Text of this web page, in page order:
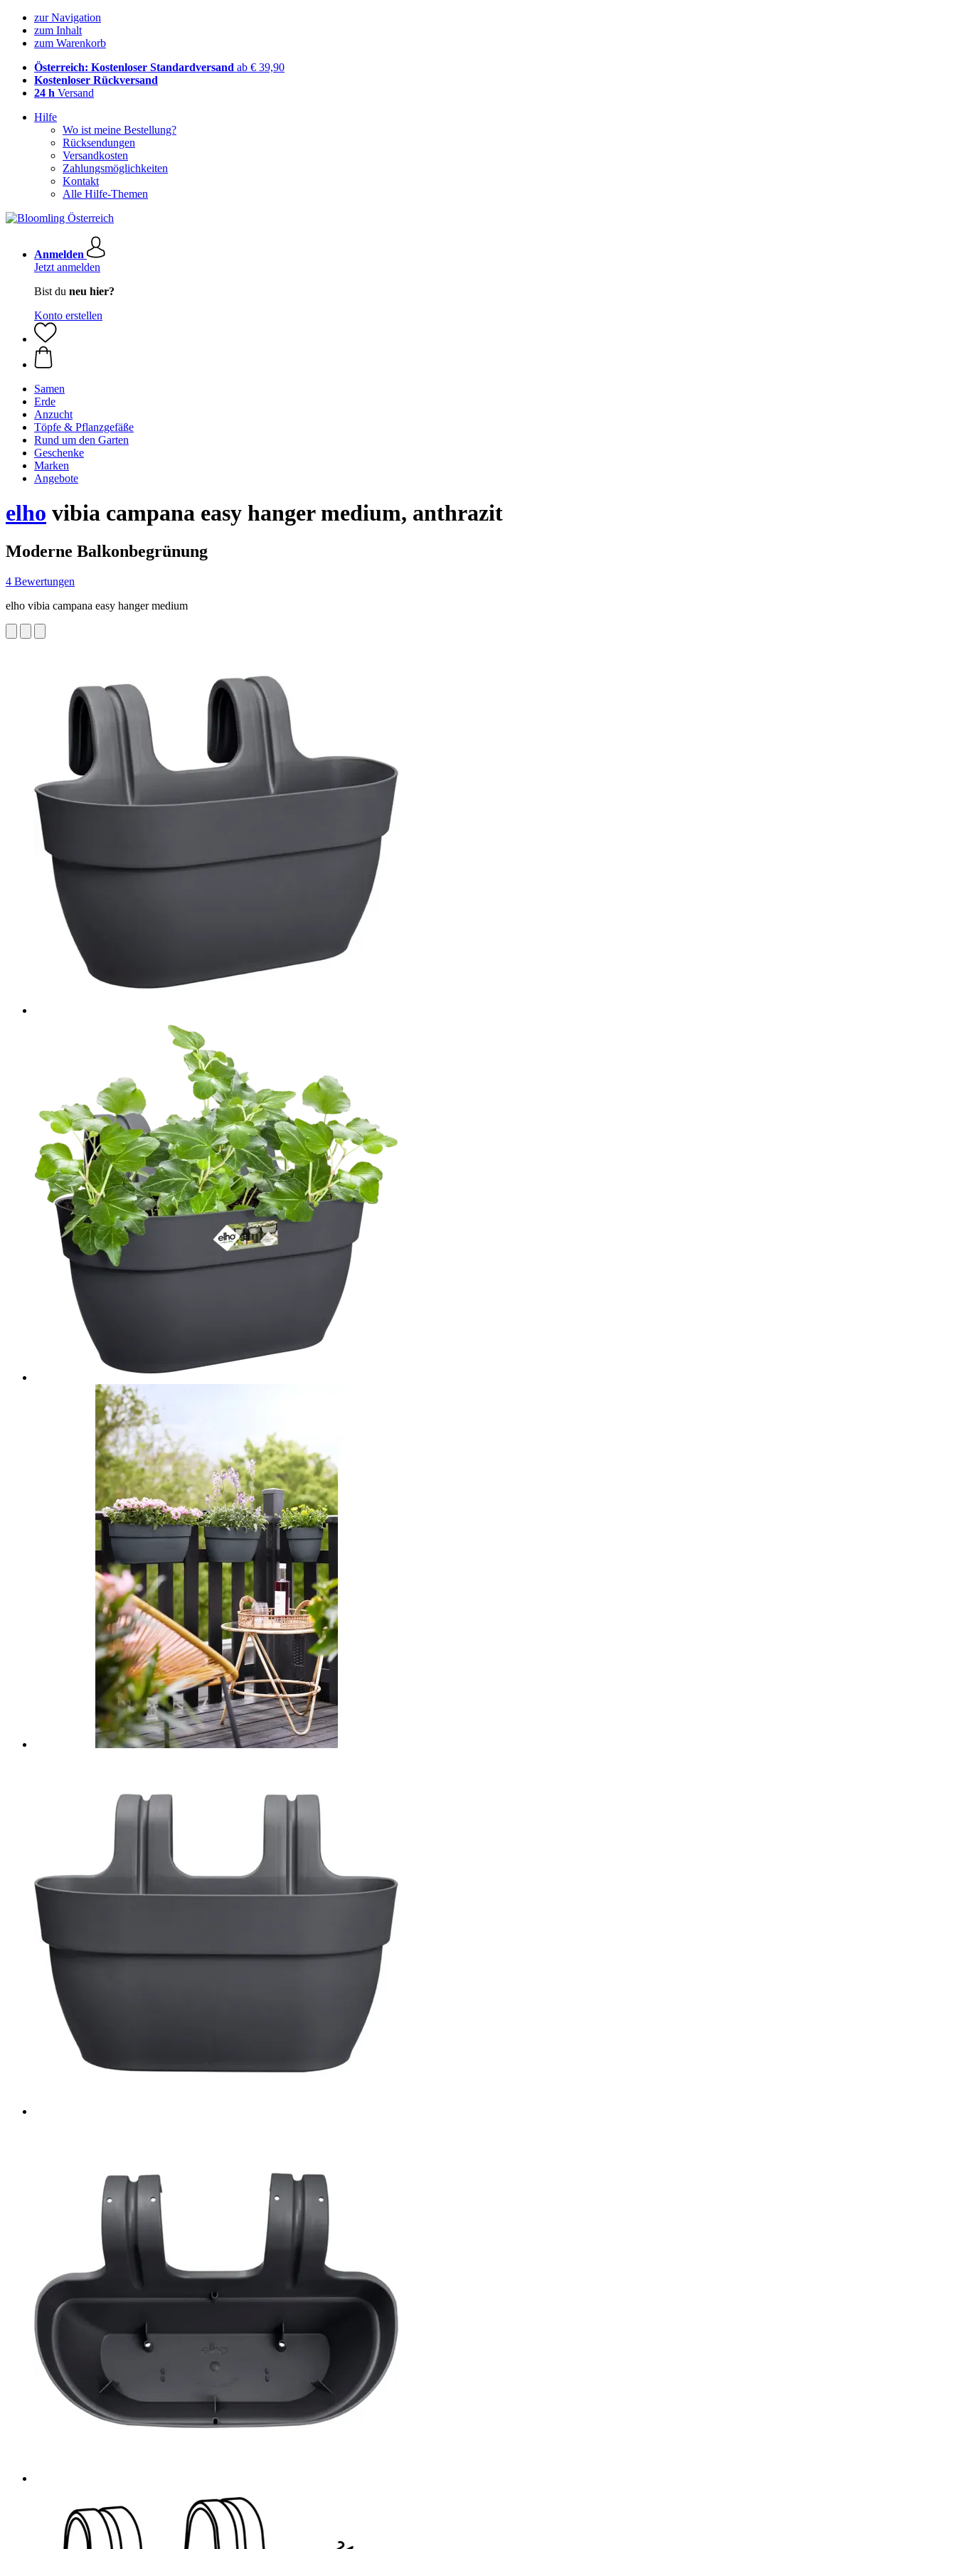
zur Navigation
zum Inhalt
zum Warenkorb
Österreich: Kostenloser Standardversand ab € 39,90
Kostenloser Rückversand
24 h Versand
Hilfe
Wo ist meine Bestellung?
Rücksendungen
Versandkosten
Zahlungsmöglichkeiten
Kontakt
Alle Hilfe-Themen
Anmelden
Jetzt anmelden
Bist du neu hier?
Konto erstellen
Samen
Erde
Anzucht
Töpfe & Pflanzgefäße
Rund um den Garten
Geschenke
Marken
Angebote
elho vibia campana easy hanger medium, anthrazit
Moderne Balkonbegrünung
4 Bewertungen
elho vibia campana easy hanger medium